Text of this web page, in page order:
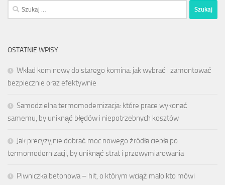
Szukaj:
OSTATNIE WPISY
Wkład kominowy do starego komina: jak wybrać i zamontować
bezpiecznie oraz efektywnie
Samodzielna termomodernizacja: które prace wykonać
samemu, by uniknąć błędów i niepotrzebnych kosztów
Jak precyzyjnie dobrać moc nowego źródła ciepła po
termomodernizacji, by uniknąć strat i przewymiarowania
Piwniczka betonowa – hit, o którym wciąż mało kto mówi